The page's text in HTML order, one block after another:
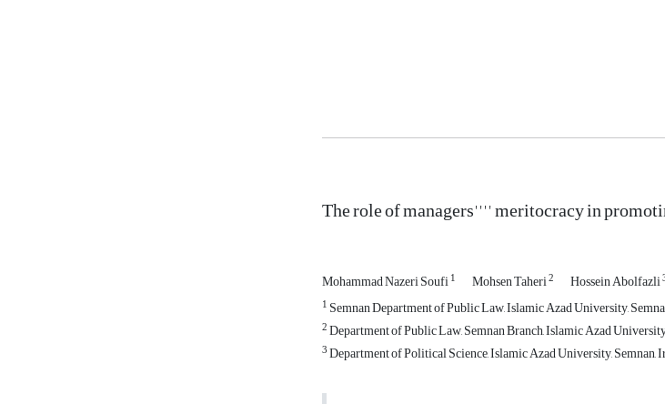
The role of managers'''' meritocracy in
Mohammad Nazeri Soufi1 Mohsen Taheri2 Hossein Abolfazli
1 Semnan Department of Public Law, Islamic Azad University,
2Department of Public Law, Semnan Branch, Islamic Azad
3Department of Political Science, Islamic Azad University, Semnan,